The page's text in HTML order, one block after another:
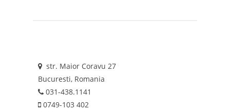
str. Maior Coravu 27
Bucuresti, Romania
031-438.1141
0749-103 402